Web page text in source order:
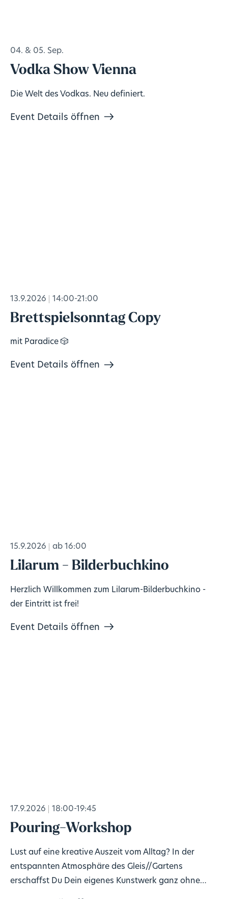
04. & 05. Sep.
Vodka Show Vienna
Die Welt des Vodkas. Neu definiert.
Event Details öffnen
13.9.2026 14:00-21:00
Brettspielsonntag Copy
mit Paradice 🎲
Event Details öffnen
15.9.2026 ab 16:00
Lilarum - Bilderbuchkino
Herzlich Willkommen zum Lilarum-Bilderbuchkino -
der Eintritt ist frei!
Event Details öffnen
17.9.2026 18:00-19:45
Pouring-Workshop
Lust auf eine kreative Auszeit vom Alltag? In der
entspannten Atmosphäre des Gleis//Gartens
erschaffst Du Dein eigenes Kunstwerk ganz ohne